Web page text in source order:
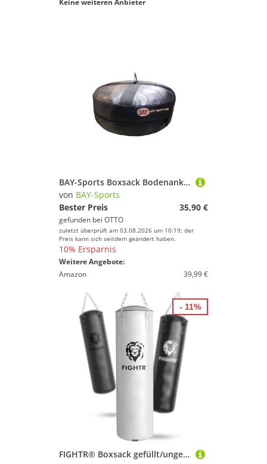
Keine weiteren Anbieter
BAY-Sports Boxsack Bodenanker Doppelendball Punchingball Speedball Bodenanker schwarz, Befestigung ohne Schrauben
von BAY-Sports
Bester Preis
35,90 €
gefunden bei OTTO
zuletzt überprüft am 03.08.2026 um 10:19; der
Preis kann sich seitdem geändert haben.
10% Ersparnis
Weitere Angebote:
Amazon
39,99 €
FIGHTR® Boxsack gefüllt/ungefüllt - extrem robust & langlebig | Boxsack Set inkl. 4-Punkt-Stahlkette für Boxen, Kickboxen, MMA, Muay Thai und weitere Kampfsportarten
- 11%